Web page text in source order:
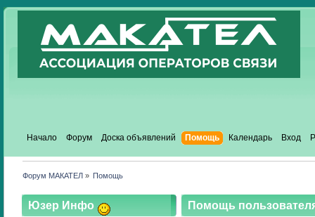
Начало Форум Доска объявлений Помощь Календарь Вход
Форум МАКАТЕЛ » Помощь
Юзер Инфо Помощь